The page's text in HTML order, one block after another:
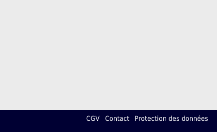
CGV Contact Protection des données